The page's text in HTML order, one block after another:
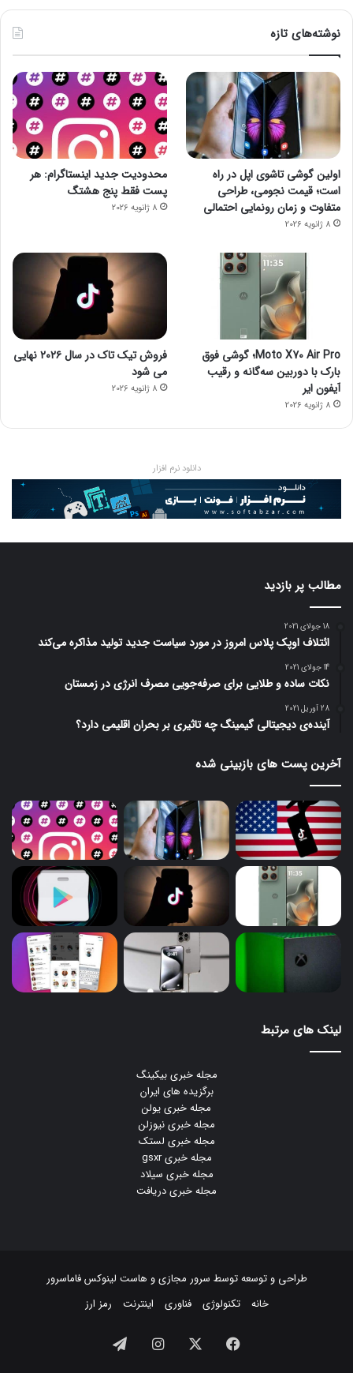
نوشته‌های تازه
اولین گوشی تاشوی اپل در راه
است؛ قیمت نجومی، طراحی
متفاوت و زمان رونمایی احتمالی
8 ژانویه 2026
محدودیت جدید اینستاگرام: هر
پست فقط پنج هشتگ
8 ژانویه 2026
Moto X70 Air Pro؛ گوشی فوق
بارک با دوربین سه‌گانه و رقیب
آیفون ایر
8 ژانویه 2026
فروش تیک تاک در سال ۲۰۲۶ نهایی
می شود
8 ژانویه 2026
دانلود نرم افزار
مطالب پر بازدید
18 جولای 2021
ائتلاف اوپک پلاس امروز در مورد سیاست جدید تولید مذاکره می‌کند
14 جولای 2021
نکات ساده و طلایی برای صرفه‌جویی مصرف انرژی در زمستان
28 آوریل 2021
آینده‌ی دیجیتالی گیمینگ چه تاثیری بر بحران اقلیمی دارد؟
آخرین پست های بازبینی شده
لینک های مرتبط
مجله خبری بیکینگ
برگزیده های ایران
مجله خبری یولن
مجله خبری نیوزلن
مجله خبری لستک
مجله خبری gsxr
مجله خبری سیلاد
مجله خبری دریافت
طراحی و توسعه توسط سرور مجازیو هاست لینوکسفاماسرور
خانه
تکنولوژی فناوری اینترنت رمز ارز
فیسبوک ایکس اینستاگرام